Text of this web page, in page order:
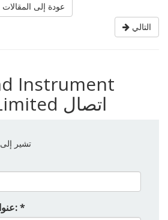
عودة إلى المقالات
التالي
Instrument
Company Limited اتصال
تشير
عنوان البريد الإلكتروني: *